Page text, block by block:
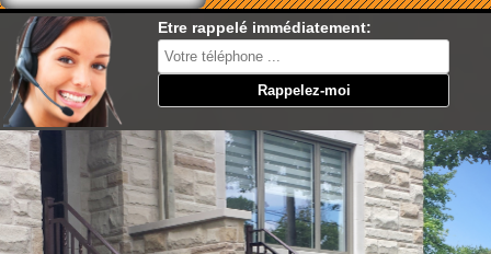
Etre rappelé immédiatement: